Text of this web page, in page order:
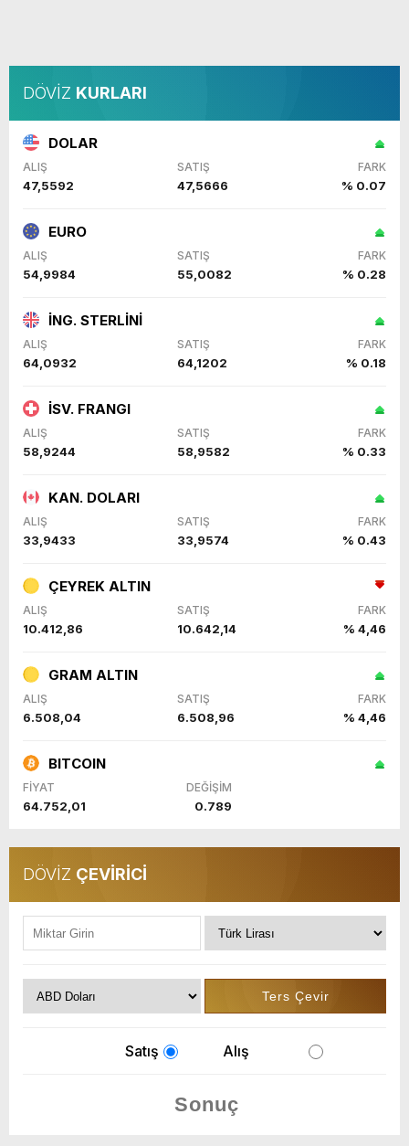
DÖVİZ KURLARI
DOLAR
ALIŞ SATIŞ FARK
47,5592 47,5666 % 0.07
EURO
ALIŞ SATIŞ FARK
54,9984 55,0082 % 0.28
İNG. STERLİNİ
ALIŞ SATIŞ FARK
64,0932 64,1202 % 0.18
İSV. FRANGI
ALIŞ SATIŞ FARK
58,9244 58,9582 % 0.33
KAN. DOLARI
ALIŞ SATIŞ FARK
33,9433 33,9574 % 0.43
ÇEYREK ALTIN
ALIŞ SATIŞ FARK
10.412,86 10.642,14 % 4,46
GRAM ALTIN
ALIŞ SATIŞ FARK
6.508,04 6.508,96 % 4,46
BITCOIN
FİYAT DEĞİŞİM
64.752,01 0.789
DÖVİZ ÇEVİRİCİ
Satış Alış